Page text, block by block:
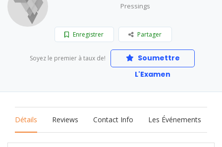
Pressings
Enregistrer Partager
Soyez le premier à taux de!
Soumettre
L'Examen
Détails Reviews Contact Info Les Événements